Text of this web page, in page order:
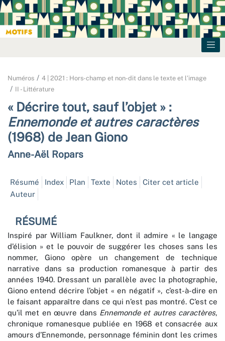
Numéros
4 | 2021 : Hors-champ et non-dit dans le texte et l’image
II - Littérature
« Décrire tout, sauf l’objet » :
Ennemonde et autres caractères
(1968) de Jean Giono
Anne-Aël Ropars
Résumé Index Plan Texte Notes
Citer cet article
Auteur
RÉSUMÉ
Inspiré par William Faulkner, dont il admire « le langage
d’élision » et le pouvoir de suggérer les choses sans les
nommer, Giono opère un changement de technique
narrative dans sa production romanesque à partir des
années 1940. Dressant un parallèle avec la photographie,
Giono entend décrire l’objet « en négatif », c’est-à-dire en
le faisant apparaître dans ce qui n’est pas montré. C’est ce
qu’il met en œuvre dans Ennemonde et autres caractères,
chronique romanesque publiée en 1968 et consacrée aux
amours d’Ennemonde, personnage féminin dont les crimes